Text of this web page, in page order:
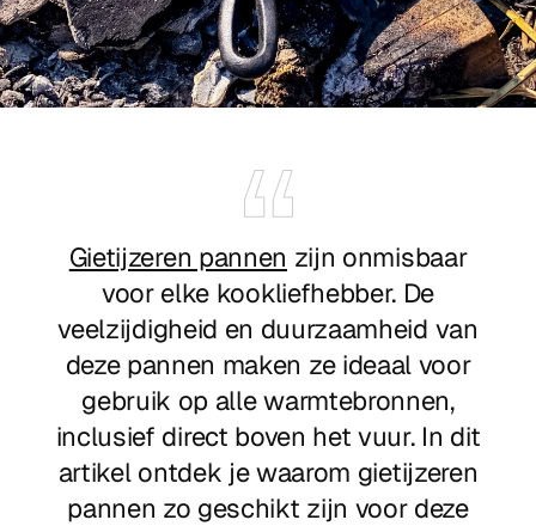
Gietijzeren pannen zijn onmisbaar
voor elke kookliefhebber. De
veelzijdigheid en duurzaamheid van
deze pannen maken ze ideaal voor
gebruik op alle warmtebronnen,
inclusief direct boven het vuur. In dit
artikel ontdek je waarom gietijzeren
pannen zo geschikt zijn voor deze